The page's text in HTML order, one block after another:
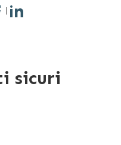
|
sicuri